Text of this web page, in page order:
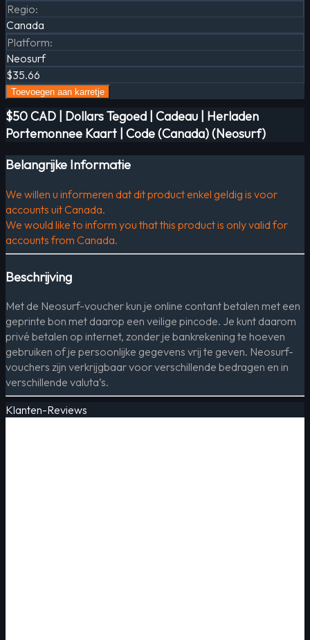
Regio:
Canada
Platform:
Neosurf
$35.66
Toevoegen aan karretje
$50 CAD | Dollars Tegoed | Cadeau | Herladen
Portemonnee Kaart | Code (Canada) (Neosurf)
Belangrijke Informatie
We willen u informeren dat dit product enkel geldig is voor
accounts uit Canada.
We would like to inform you that this product is only valid for
accounts from Canada.
Beschrijving
Met de Neosurf-voucher kun je online contant betalen met een
geprinte bon met daarop een veilige pincode. Je kunt daarom
privé betalen op internet, zonder je bankrekening te hoeven
gebruiken of je persoonlijke gegevens vrij te geven. Neosurf-
vouchers zijn verkrijgbaar voor verschillende bedragen en in
verschillende valuta’s.
Klanten-Reviews